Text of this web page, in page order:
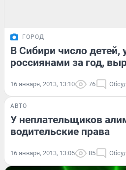
ГОРОД
В Сибири число
россиянами за год,
16 января, 2013, 13:10 76
АВТО
У неплательщиков
водительские права
16 января, 2013, 13:05 85